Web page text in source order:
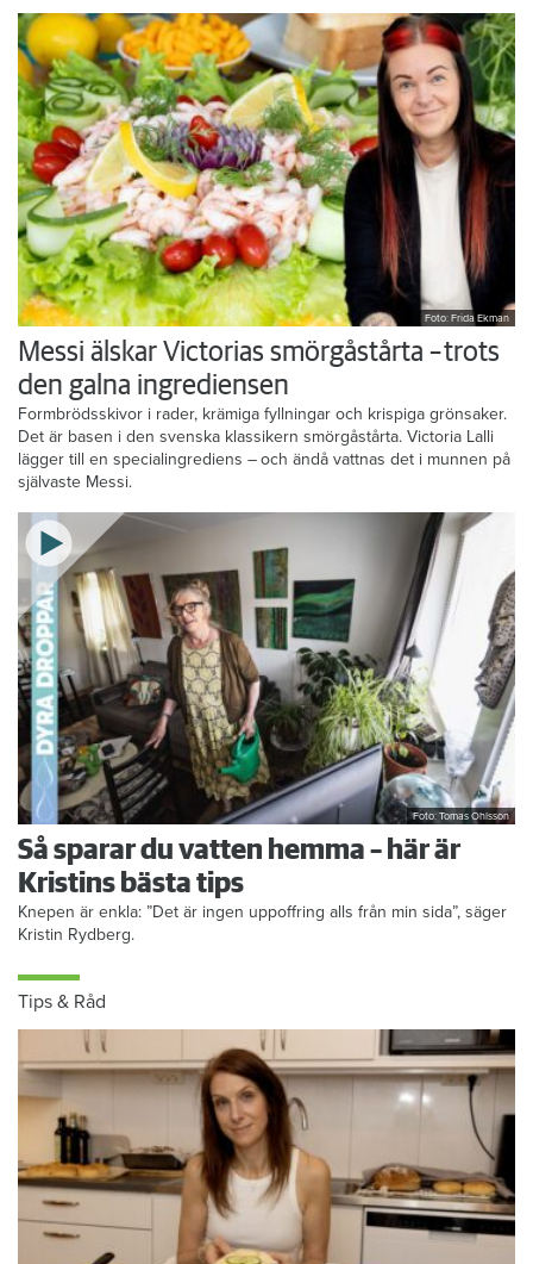
Foto: Frida Ekman
Messi älskar Victorias smörgåstårta – trots
den galna ingrediensen
Formbrödsskivor i rader, krämiga fyllningar och krispiga grönsaker.
Det är basen i den svenska klassikern smörgåstårta. Victoria Lalli
lägger till en specialingrediens – och ändå vattnas det i munnen på
självaste Messi.
Foto: Tomas Ohlsson
Så sparar du vatten hemma – här är
Kristins bästa tips
Knepen är enkla: ”Det är ingen uppoffring alls från min sida”, säger
Kristin Rydberg.
Tips & Råd